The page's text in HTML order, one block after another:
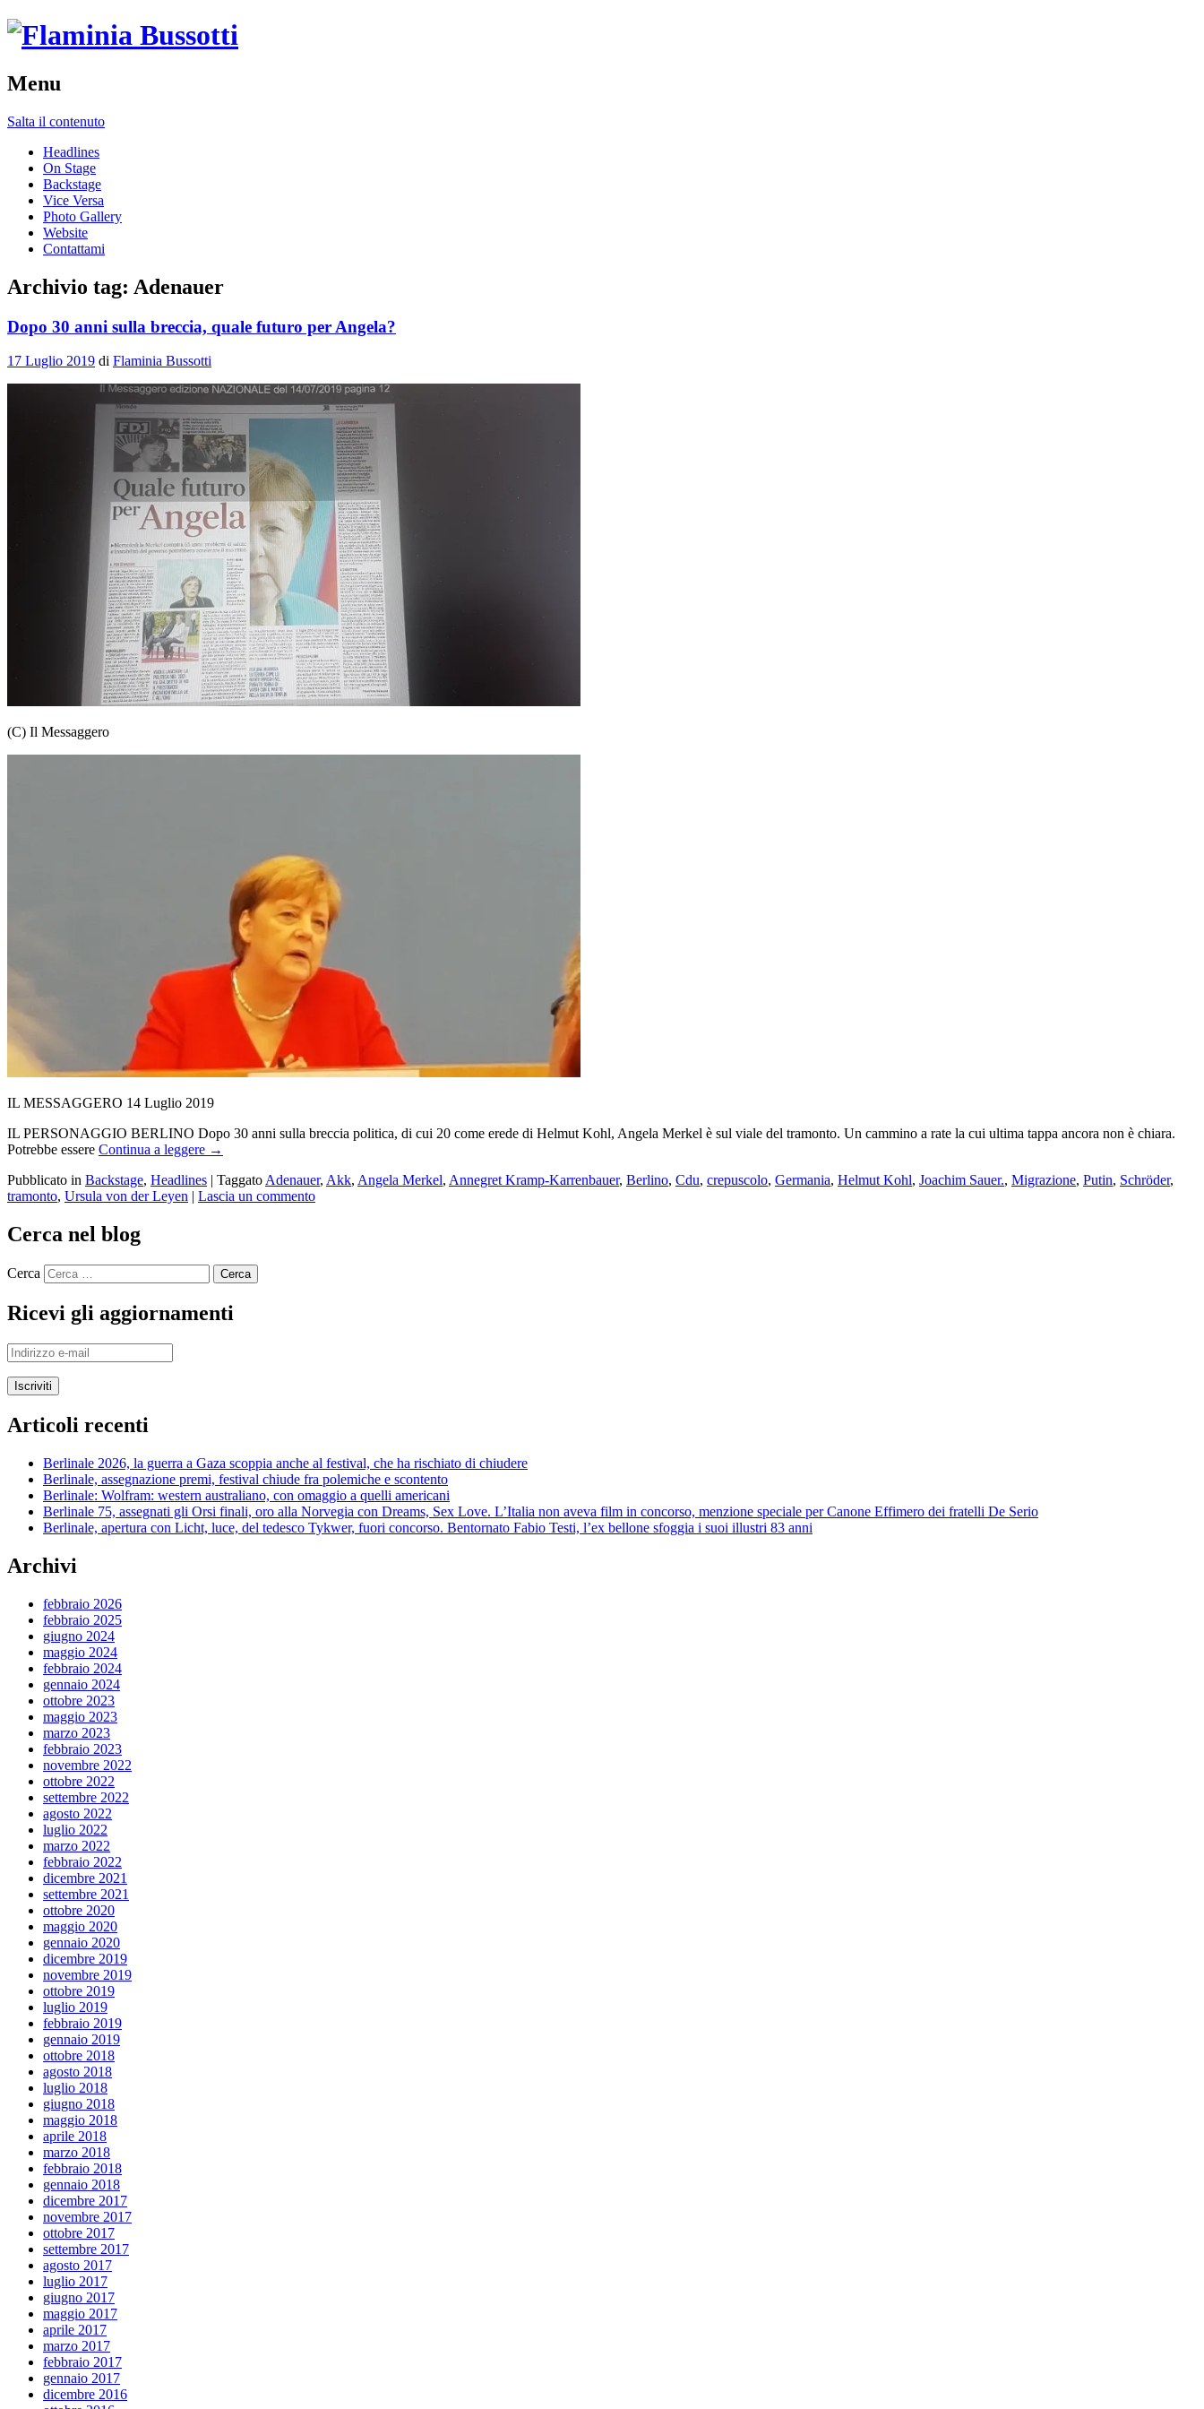
Menu
Salta il contenuto
Headlines
On Stage
Backstage
Vice Versa
Photo Gallery
Website
Contattami
Archivio tag: Adenauer
Dopo 30 anni sulla breccia, quale futuro per Angela?
17 Luglio 2019 di Flaminia Bussotti
(C) Il Messaggero
IL MESSAGGERO 14 Luglio 2019
IL PERSONAGGIO BERLINO Dopo 30 anni sulla breccia politica, di cui 20 come erede di Helmut Kohl, Angela Merkel è sul viale del tramonto. Un cammino a rate la cui ultima tappa ancora non è chiara.
Potrebbe essere Continua a leggere →
Pubblicato in Backstage, Headlines | Taggato Adenauer, Akk, Angela Merkel, Annegret Kramp-Karrenbauer, Berlino, Cdu, crepuscolo, Germania, Helmut Kohl, Joachim Sauer., Migrazione, Putin, Schröder,
tramonto, Ursula von der Leyen | Lascia un commento
Cerca nel blog
Cerca
Ricevi gli aggiornamenti
Indirizzo
e-
mail
Articoli recenti
Berlinale 2026, la guerra a Gaza scoppia anche al festival, che ha rischiato di chiudere
Berlinale, assegnazione premi, festival chiude fra polemiche e scontento
Berlinale: Wolfram: western australiano, con omaggio a quelli americani
Berlinale 75, assegnati gli Orsi finali, oro alla Norvegia con Dreams, Sex Love. L’Italia non aveva film in concorso, menzione speciale per Canone Effimero dei fratelli De Serio
Berlinale, apertura con Licht, luce, del tedesco Tykwer, fuori concorso. Bentornato Fabio Testi, l’ex bellone sfoggia i suoi illustri 83 anni
Archivi
febbraio 2026
febbraio 2025
giugno 2024
maggio 2024
febbraio 2024
gennaio 2024
ottobre 2023
maggio 2023
marzo 2023
febbraio 2023
novembre 2022
ottobre 2022
settembre 2022
agosto 2022
luglio 2022
marzo 2022
febbraio 2022
dicembre 2021
settembre 2021
ottobre 2020
maggio 2020
gennaio 2020
dicembre 2019
novembre 2019
ottobre 2019
luglio 2019
febbraio 2019
gennaio 2019
ottobre 2018
agosto 2018
luglio 2018
giugno 2018
maggio 2018
aprile 2018
marzo 2018
febbraio 2018
gennaio 2018
dicembre 2017
novembre 2017
ottobre 2017
settembre 2017
agosto 2017
luglio 2017
giugno 2017
maggio 2017
aprile 2017
marzo 2017
febbraio 2017
gennaio 2017
dicembre 2016